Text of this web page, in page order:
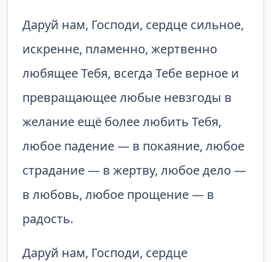
Даруй нам, Господи, сердце сильное,
искренне, пламенно, жертвенно
любящее Тебя, всегда Тебе верное и
превращающее любые невзгоды в
желание ещё более любить Тебя,
любое падение — в покаяние, любое
страда­ние — в жертву, любое дело —
в любовь, любое прощение — в
радость.
Даруй нам, Господи, сердце